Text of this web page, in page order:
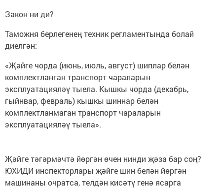
Закон ни ди?
Таможня берлегенең техник регламентында болай
диелгән:
«Җәйге чорда (июнь, июль, август) шиплар белән
комплектланган транспорт чараларын
эксплуатацияләү тыела. Кышкы чорда (декабрь,
гыйнвар, февраль) кышкы шиннар белән
комплектланмаган транспорт чараларын
эксплуатацияләү тыела».
Җәйге тәгәрмәчтә йөргән өчен нинди җәза бар соң?
ЮХИДИ инспекторлары җәйге шин белән йөргән
машинаны очратса, телдән кисәтү генә ясарга